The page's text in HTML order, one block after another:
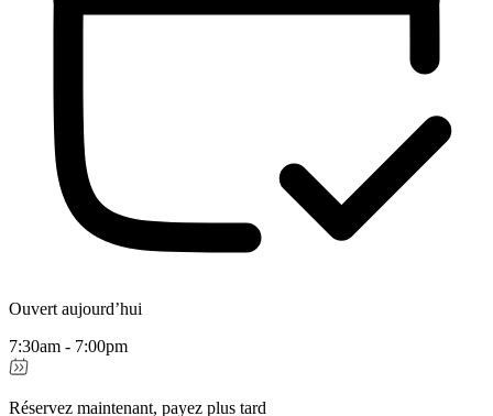
Ouvert aujourd’hui
7:30am - 7:00pm
Réservez maintenant, payez plus tard